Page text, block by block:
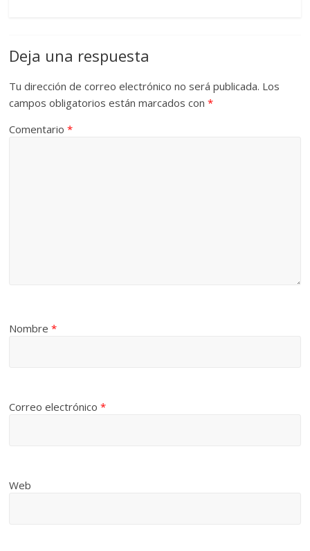
Deja una respuesta
Tu dirección de correo electrónico no será publicada. Los
campos obligatorios están marcados con*
Comentario*
Nombre*
Correo electrónico*
Web